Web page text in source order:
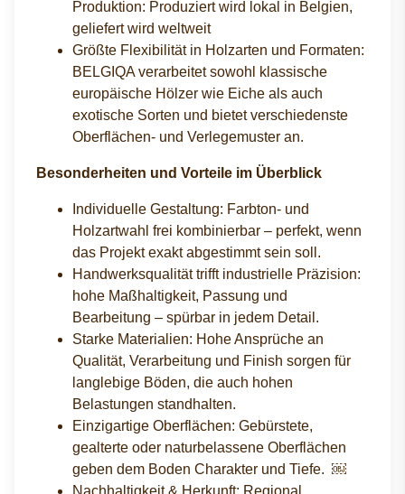
Produktion: Produziert wird lokal in Belgien,
geliefert wird weltweit
Größte Flexibilität in Holzarten und Formaten:
BELGIQA verarbeitet sowohl klassische
europäische Hölzer wie Eiche als auch
exotische Sorten und bietet verschiedenste
Oberflächen- und Verlegemuster an.
Besonderheiten und Vorteile im Überblick
Individuelle Gestaltung: Farbton- und
Holzartwahl frei kombinierbar – perfekt, wenn
das Projekt exakt abgestimmt sein soll.
Handwerksqualität trifft industrielle Präzision:
hohe Maßhaltigkeit, Passung und
Bearbeitung – spürbar in jedem Detail.
Starke Materialien: Hohe Ansprüche an
Qualität, Verarbeitung und Finish sorgen für
langlebige Böden, die auch hohen
Belastungen standhalten.
Einzigartige Oberflächen: Gebürstete,
gealterte oder naturbelassene Oberflächen
geben dem Boden Charakter und Tiefe. ￼
Nachhaltigkeit & Herkunft: Regional